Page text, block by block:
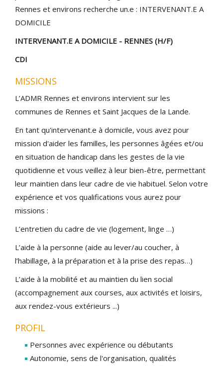
Rennes et environs recherche un.e : INTERVENANT.E A
DOMICILE
INTERVENANT.E A DOMICILE - RENNES (H/F)
CDI
MISSIONS
L’ADMR Rennes et environs intervient sur les
communes de Rennes et Saint Jacques de la Lande.
En tant qu'intervenant.e à domicile, vous avez pour
mission d'aider les familles, les personnes âgées et/ou
en situation de handicap dans les gestes de la vie
quotidienne et vous veillez à leur bien-être, permettant
leur maintien dans leur cadre de vie habituel. Selon votre
expérience et vos qualifications vous aurez pour
missions :
L’entretien du cadre de vie (logement, linge …)
L’aide à la personne (aide au lever/au coucher, à
l’habillage, à la préparation et à la prise des repas…)
L’aide à la mobilité et au maintien du lien social
(accompagnement aux courses, aux activités et loisirs,
aux rendez-vous extérieurs ...)
PROFIL
Personnes avec expérience ou débutants
Autonomie, sens de l'organisation, qualités